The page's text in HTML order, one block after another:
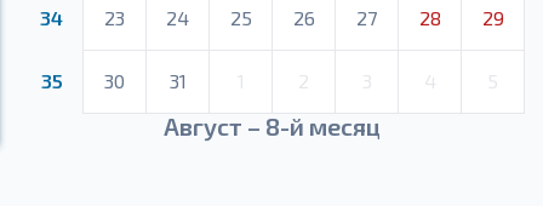
34 23 24 25 26 27 28 29
35 30 31 1 2 3 4 5
Август – 8-й месяц